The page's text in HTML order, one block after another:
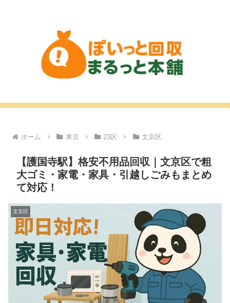
ホーム 東京 23区 文京区
【護国寺駅】格安不用品回収｜文京区で粗
大ゴミ・家電・家具・引越しごみもまとめ
て対応！
文京区